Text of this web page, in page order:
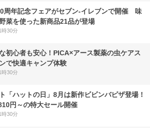
周年記念フェアがセブン-イレブンで開催 味
菜を使った新商品21品が登場
時30分
初心者も安心！PICA×アース製薬の虫ケアス
で快適キャンプ体験
時30分
「ハットの日」8月は新作ビビンバピザ登場！
円～の特大セール開催
時30分